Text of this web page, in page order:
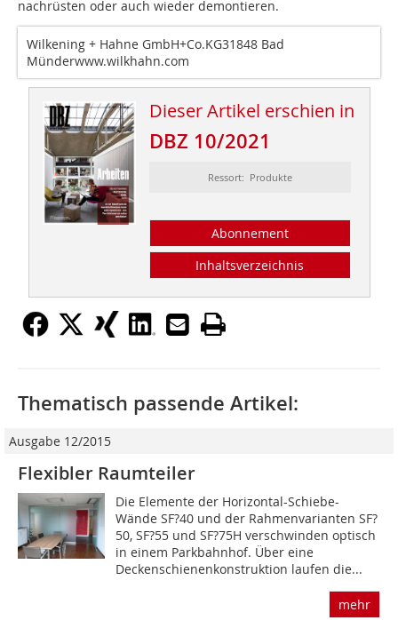
nachrüsten oder auch wieder demontieren.
Wilkening + Hahne GmbH+Co.KG31848 Bad
Münderwww.wilkhahn.com
Dieser Artikel erschien in
DBZ 10/2021
Ressort: Produkte
Abonnement
Inhaltsverzeichnis
Thematisch passende Artikel:
Ausgabe 12/2015
Flexibler Raumteiler
Die Elemente der Horizontal-Schiebe-
Wände SF?40 und der Rahmenvarianten SF?
50, SF?55 und SF?75H verschwinden optisch
in einem Parkbahnhof. Über eine
Deckenschienenkonstruktion laufen die...
mehr